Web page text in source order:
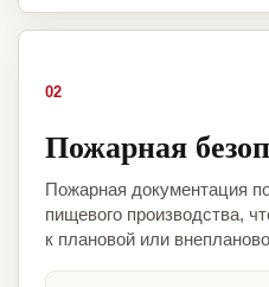
02
Пожарная
Пожарная документация
пищевого производства,
к плановой или